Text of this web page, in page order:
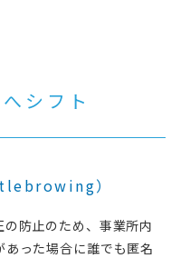
シフト
）
防止のため、事業所内
った場合に誰でも匿名